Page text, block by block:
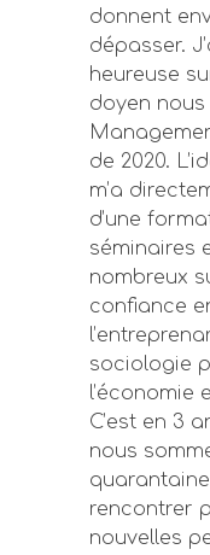
donnent
dépasser.
heureuse
doyen
de 2020.
m’a
d’une
séminaires
nombreux
confiance
sociologie
l’économie
C’est en 3
nous
rencontrer
nouvelles